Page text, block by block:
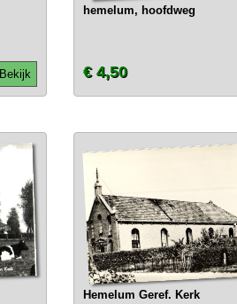
Bekijk
hemelum, hoofdweg
€ 4,50
Hemelum Geref. Kerk